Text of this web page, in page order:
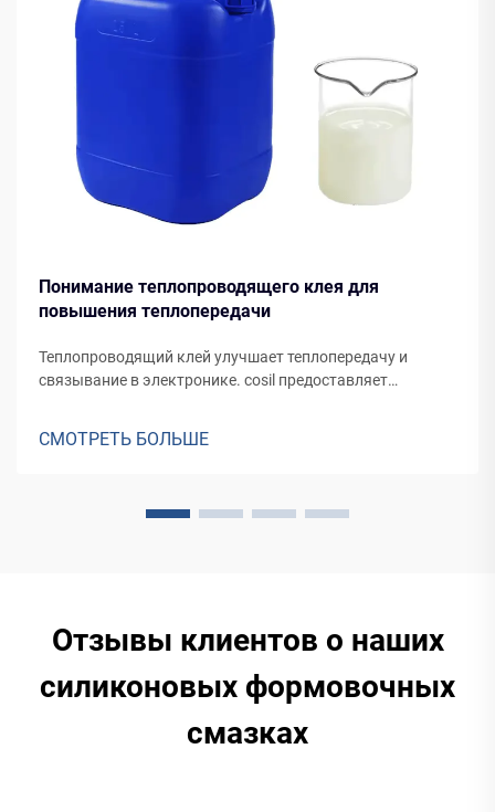
Понимание теплопроводящего клея для
повышения теплопередачи
Теплопроводящий клей улучшает теплопередачу и
связывание в электронике. cosil предоставляет
СМОТРЕТЬ БОЛЬШЕ
Отзывы клиентов о наших
силиконовых формовочных
смазках